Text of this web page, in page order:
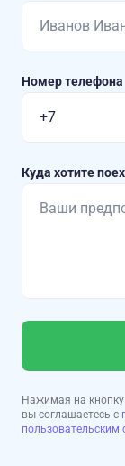
Номер телефона
Куда хотите
Нажимая на кнопку
вы соглашаетесь с
пользовательским